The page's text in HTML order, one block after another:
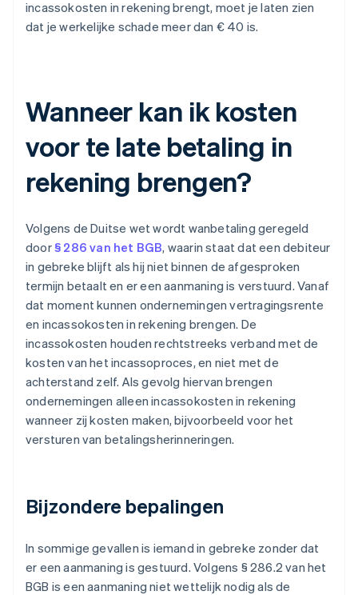
incassokosten in rekening brengt, moet je laten zien
dat je werkelijke schade meer dan € 40 is.
Wanneer kan ik kosten
voor te late betaling in
rekening brengen?
Volgens de Duitse wet wordt wanbetaling geregeld
door§ 286 van het BGB, waarin staat dat een debiteur
in gebreke blijft als hij niet binnen de afgesproken
termijn betaalt en er een aanmaning is verstuurd. Vanaf
dat moment kunnen ondernemingen vertragingsrente
en incassokosten in rekening brengen. De
incassokosten houden rechtstreeks verband met de
kosten van het incassoproces, en niet met de
achterstand zelf. Als gevolg hiervan brengen
ondernemingen alleen incassokosten in rekening
wanneer zij kosten maken, bijvoorbeeld voor het
versturen van betalingsherinneringen.
Bijzondere bepalingen
In sommige gevallen is iemand in gebreke zonder dat
er een aanmaning is gestuurd. Volgens § 286.2 van het
BGB is een aanmaning niet wettelijk nodig als de